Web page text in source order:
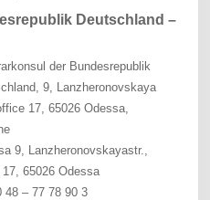
Deutschland –
der Bundesrepublik
9, Lanzheronovskaya
17, 65026 Odessa,
9, Lanzheronovskayastr.,
65026 Odessa
48 – 77 78 90 3